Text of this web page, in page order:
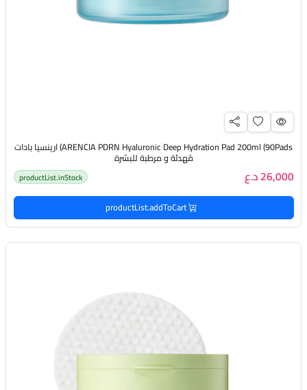
ARENCIA PDRN Hyaluronic Deep Hydration Pad 200ml (90Pads) ارينسيا بادات
مُهدئة و مرطبة للبشرة
26,000 د.ع productList.inStock
productList.addToCart